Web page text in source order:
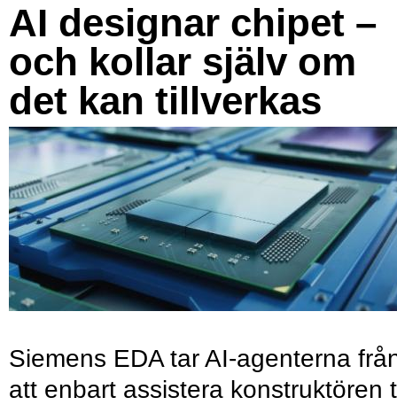
AI designar chipet –
och kollar själv om
det kan tillverkas
Siemens EDA tar AI-agenterna
att enbart assistera konstruktören